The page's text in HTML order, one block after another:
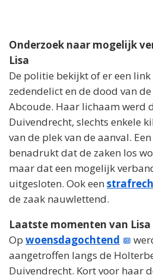
Onderzoek naar mogelijk
Lisa
De politie bekijkt of er een
zedendelict en de dood van
Abcoude. Haar lichaam werd
Duivendrecht, slechts enkele
van de plek van de aanval.
benadrukt dat de zaken los
maar dat een mogelijk
uitgesloten. Ook een
de zaak nauwlettend.
Laatste momenten van Lisa
Op woensdagochtend
aangetroffen langs de
Duivendrecht. Kort voor haar